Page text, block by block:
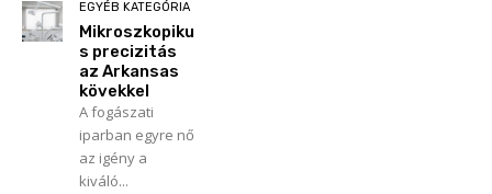
EGYÉB KATEGÓRIA
Mikroszkopiku
s precizitás
az Arkansas
kövekkel
A fogászati
iparban egyre nő
az igény a
kiváló...